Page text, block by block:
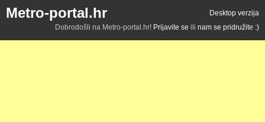
Metro-portal.hr
Desktop verzija
Dobrodošli na Metro-portal.hr! Prijavite se ili nam se pridružite :)